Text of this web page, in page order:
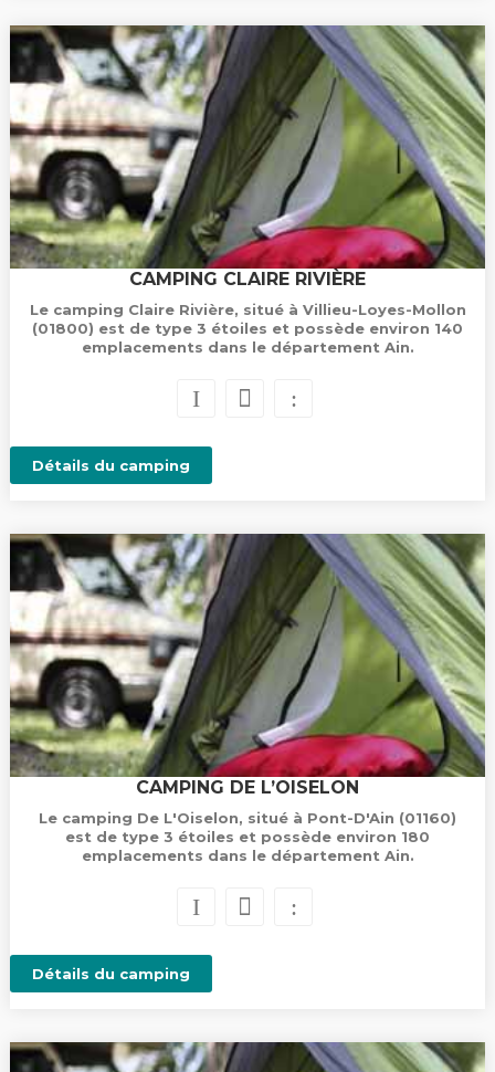
CAMPING CLAIRE RIVIÈRE
Le camping Claire Rivière, situé à Villieu-Loyes-Mollon
(01800) est de type 3 étoiles et possède environ 140
emplacements dans le département Ain.
Détails du camping
CAMPING DE L’OISELON
Le camping De L'Oiselon, situé à Pont-D'Ain (01160)
est de type 3 étoiles et possède environ 180
emplacements dans le département Ain.
Détails du camping